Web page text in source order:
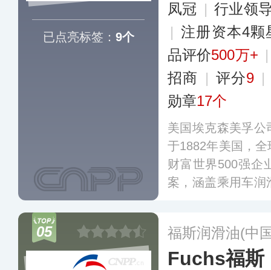
已点亮标签： 9个
凤冠 | 行业领
| 注册资本4颗
品评价500万+
招商 | 评分9 |
勋章17个
美国埃克森美孚
于1882年美国，
财富世界500强企
案，涵盖乘用车
™、美孚力士EP
05 福斯润滑油(中
Fuchs福斯